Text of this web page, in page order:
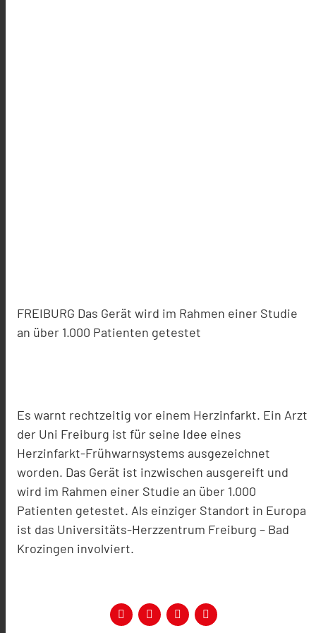
FREIBURG Das Gerät wird im Rahmen einer Studie
an über 1.000 Patienten getestet
Es warnt rechtzeitig vor einem Herzinfarkt. Ein Arzt
der Uni Freiburg ist für seine Idee eines
Herzinfarkt-Frühwarnsystems ausgezeichnet
worden. Das Gerät ist inzwischen ausgereift und
wird im Rahmen einer Studie an über 1.000
Patienten getestet. Als einziger Standort in Europa
ist das Universitäts-Herzzentrum Freiburg – Bad
Krozingen involviert.